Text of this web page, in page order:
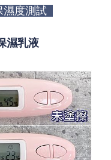
度測試
濕乳液